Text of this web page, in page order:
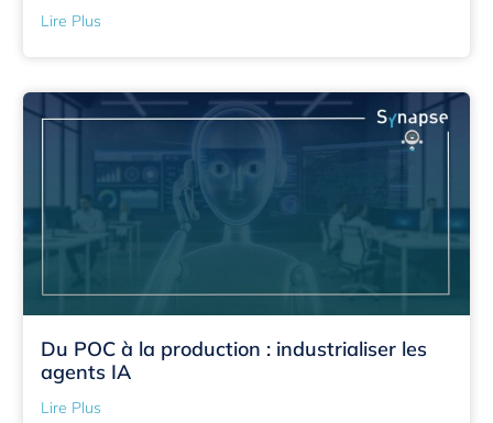
Lire Plus
Du POC à la production : industrialiser les
agents IA
Lire Plus